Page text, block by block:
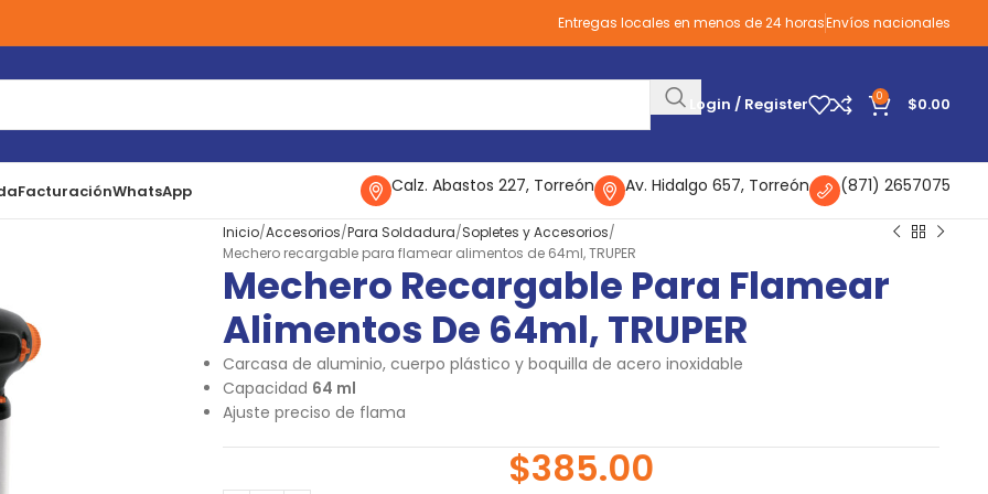
Entregas locales en menos de 24 horasEnvíos nacionales
Login / Register 0 $0.00
FacturaciónWhatsApp Calz. Abastos 227, Torreón Av. Hidalgo 657, Torreón (871) 2657075
Inicio Accesorios Para Soldadura Sopletes y Accesorios
Mechero recargable para flamear alimentos de 64ml, TRUPER
Mechero Recargable Para Flamear
Alimentos De 64ml, TRUPER
Carcasa de aluminio, cuerpo plástico y boquilla de acero inoxidable
Capacidad 64 ml
Ajuste preciso de flama
$385.00